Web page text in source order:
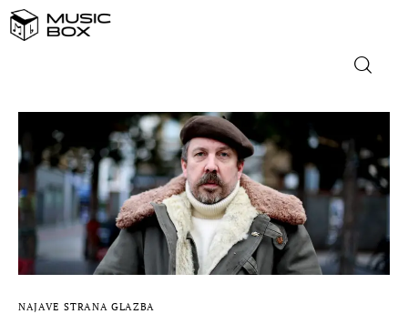
NASLOVNICA
DOMAĆA GLAZBA
STRANA GLAZBA
FILM
NAJAVE STRANA GLAZBA